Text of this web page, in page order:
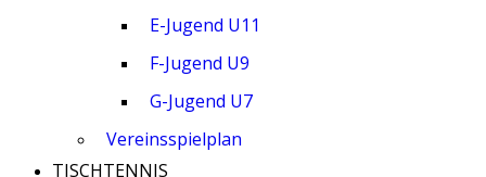
E-Jugend U11
F-Jugend U9
G-Jugend U7
Vereinsspielplan
TISCHTENNIS